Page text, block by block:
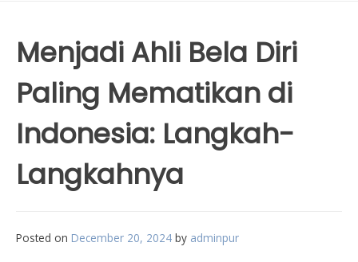
Menjadi Ahli Bela Diri
Paling Mematikan di
Indonesia: Langkah-
Langkahnya
Posted on December 20, 2024 by adminpur